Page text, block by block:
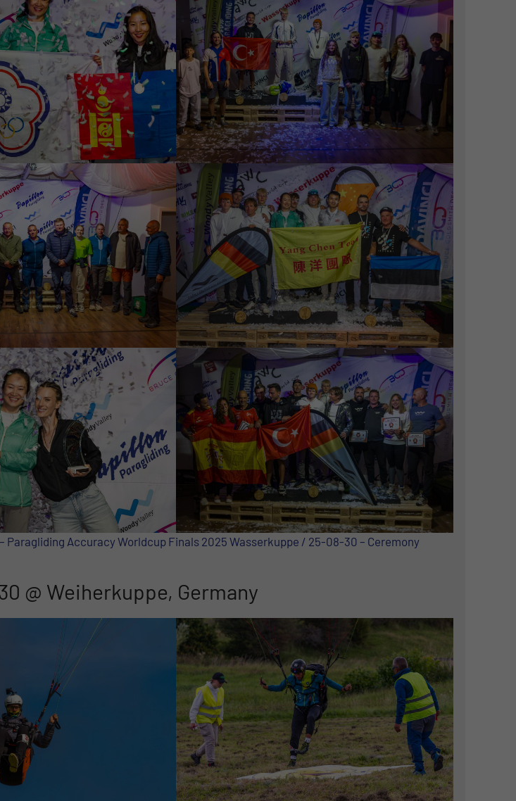
Paragliding Accuracy Worldcup Finals 2025 Wasserkuppe / 25-08-30 – Ceremony
@ Weiherkuppe, Germany